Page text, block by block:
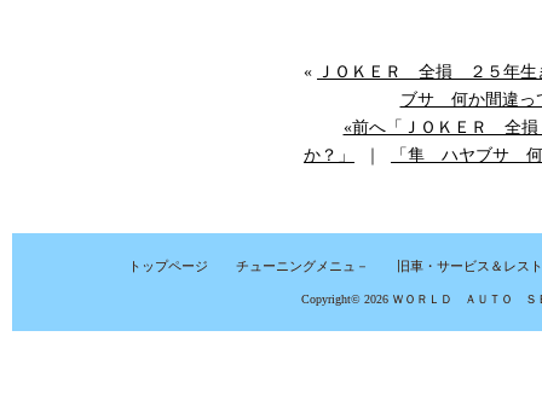
« ＪＯＫＥＲ 全損 ２５年生
ブサ 何か間違っ
«前へ「ＪＯＫＥＲ 全
か？」
「隼 ハヤブサ
トップページ チューニングメニュ－ 旧車・サービス＆レス
Copyright© 2026 ＷＯＲＬＤ ＡＵＴＯ Ｓ